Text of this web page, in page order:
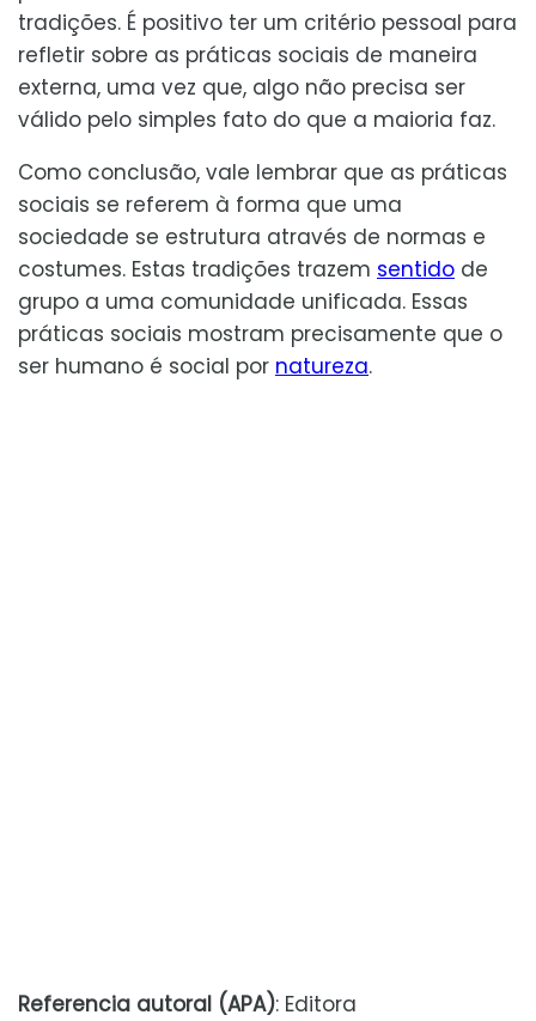
tradições. É positivo ter um critério pessoal para
refletir sobre as práticas sociais de maneira
externa, uma vez que, algo não precisa ser
válido pelo simples fato do que a maioria faz.
Como conclusão, vale lembrar que as práticas
sociais se referem à forma que uma
sociedade se estrutura através de normas e
costumes. Estas tradições trazem sentido de
grupo a uma comunidade unificada. Essas
práticas sociais mostram precisamente que o
ser humano é social por natureza.
Referencia autoral (APA): Editora